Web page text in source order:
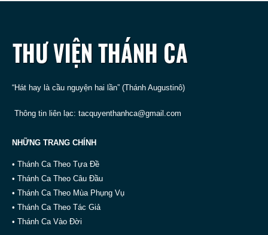
“Hát hay là cầu nguyện hai lần” (Thánh Augustinô)
Thông tin liên lạc: tacquyenthanhca@gmail.com
NHỮNG TRANG CHÍNH
• Thánh Ca Theo Tựa Đề
• Thánh Ca Theo Câu Đầu
• Thánh Ca Theo Mùa Phụng Vụ
• Thánh Ca Theo Tác Giả
• Thánh Ca Vào Đời